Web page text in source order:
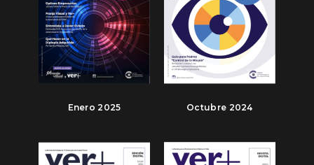
Enero 2025 Octubre 2024